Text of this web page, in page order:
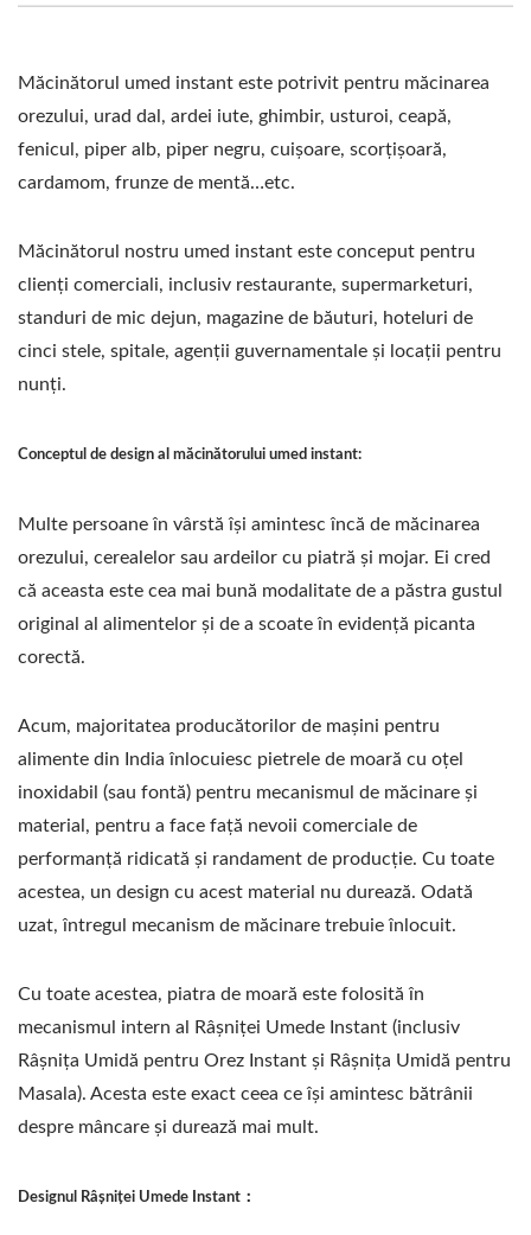
Măcinătorul umed instant este potrivit pentru măcinarea
orezului, urad dal, ardei iute, ghimbir, usturoi, ceapă,
fenicul, piper alb, piper negru, cuișoare, scorțișoară,
cardamom, frunze de mentă…etc.
Măcinătorul nostru umed instant este conceput pentru
clienți comerciali, inclusiv restaurante, supermarketuri,
standuri de mic dejun, magazine de băuturi, hoteluri de
cinci stele, spitale, agenții guvernamentale și locații pentru
nunți.
Conceptul de design al măcinătorului umed instant:
Multe persoane în vârstă își amintesc încă de măcinarea
orezului, cerealelor sau ardeilor cu piatră și mojar. Ei cred
că aceasta este cea mai bună modalitate de a păstra gustul
original al alimentelor și de a scoate în evidență picanta
corectă.
Acum, majoritatea producătorilor de mașini pentru
alimente din India înlocuiesc pietrele de moară cu oțel
inoxidabil (sau fontă) pentru mecanismul de măcinare și
material, pentru a face față nevoii comerciale de
performanță ridicată și randament de producție. Cu toate
acestea, un design cu acest material nu durează. Odată
uzat, întregul mecanism de măcinare trebuie înlocuit.
Cu toate acestea, piatra de moară este folosită în
mecanismul intern al Râșniței Umede Instant (inclusiv
Râșnița Umidă pentru Orez Instant și Râșnița Umidă pentru
Masala). Acesta este exact ceea ce își amintesc bătrânii
despre mâncare și durează mai mult.
Designul Râșniței Umede Instant：